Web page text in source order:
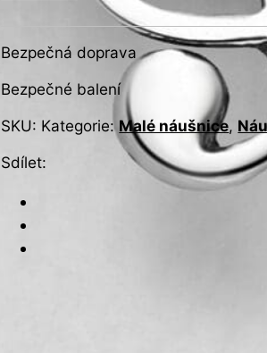
Bezpečná doprava
Bezpečné balení
SKU: Kategorie: Malé náušnice,
Sdílet: